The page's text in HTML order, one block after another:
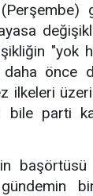
"yok
daha önce
ilkeleri
bile parti